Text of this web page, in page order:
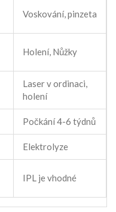
Voskování, pinzeta
Holení, Nůžky
Laser v ordinaci,
holení
Počkání 4-6 týdnů
Elektrolyze
IPL je vhodné